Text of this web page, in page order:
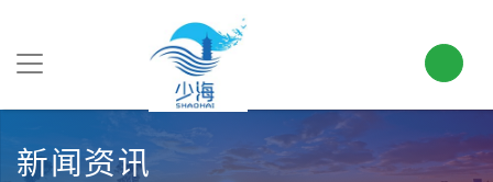
新闻资讯